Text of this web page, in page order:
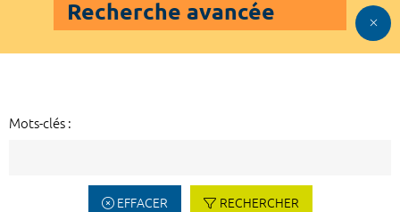
Recherche avancée
Mots-clés :
EFFACER RECHERCHER